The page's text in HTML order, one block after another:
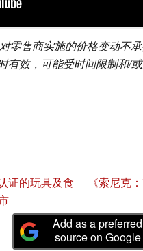
零售商实施的价格变动不
效，可能受时间限制和/或
证的玩具及食
《索尼克
Add as a preferred
source on Google